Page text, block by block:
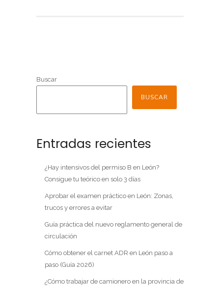
Buscar
BUSCAR
Entradas recientes
¿Hay intensivos del permiso B en León?
Consigue tu teórico en solo 3 días
Aprobar el examen práctico en León: Zonas,
trucos y errores a evitar
Guía práctica del nuevo reglamento general de
circulación
Cómo obtener el carnet ADR en León paso a
paso (Guía 2026)
¿Cómo trabajar de camionero en la provincia de